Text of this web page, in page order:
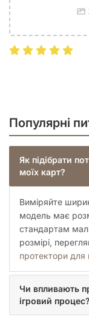
Популярні
Як підібрати
моїх карт?
Виміряйте
модель має
стандартам
розмірі,
протектори для
Чи впливають
ігровий процес?